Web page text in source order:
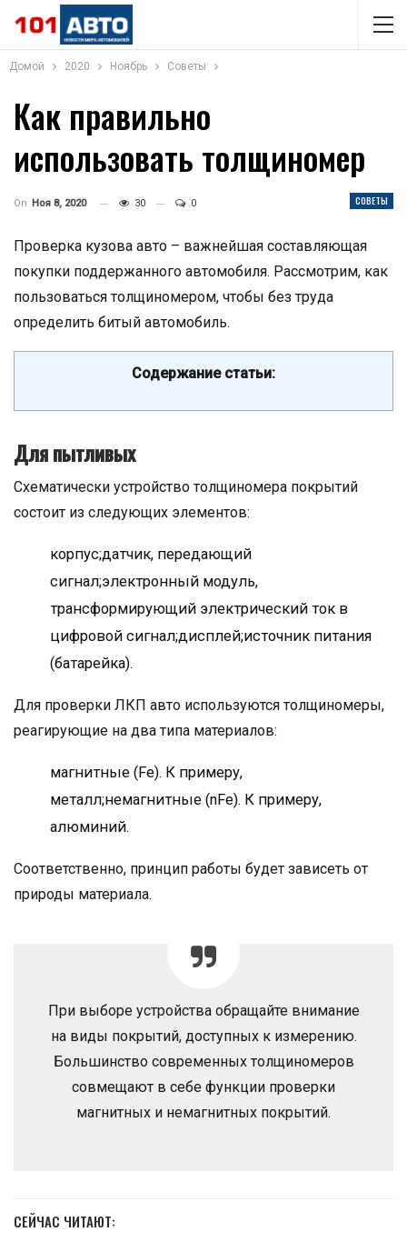
Домой 2020 Ноябрь Советы
Как правильно
использовать толщиномер
СОВЕТЫ
On Ноя 8, 2020 30 0
Проверка кузова авто – важнейшая составляющая
покупки поддержанного автомобиля. Рассмотрим, как
пользоваться толщиномером, чтобы без труда
определить битый автомобиль.
Содержание статьи:
Для пытливых
Схематически устройство толщиномера покрытий
состоит из следующих элементов:
корпус;датчик, передающий
сигнал;электронный модуль,
трансформирующий электрический ток в
цифровой сигнал;дисплей;источник питания
(батарейка).
Для проверки ЛКП авто используются толщиномеры,
реагирующие на два типа материалов:
магнитные (Fe). К примеру,
металл;немагнитные (nFe). К примеру,
алюминий.
Соответственно, принцип работы будет зависеть от
природы материала.
При выборе устройства обращайте внимание
на виды покрытий, доступных к измерению.
Большинство современных толщиномеров
совмещают в себе функции проверки
магнитных и немагнитных покрытий.
СЕЙЧАС ЧИТАЮТ: